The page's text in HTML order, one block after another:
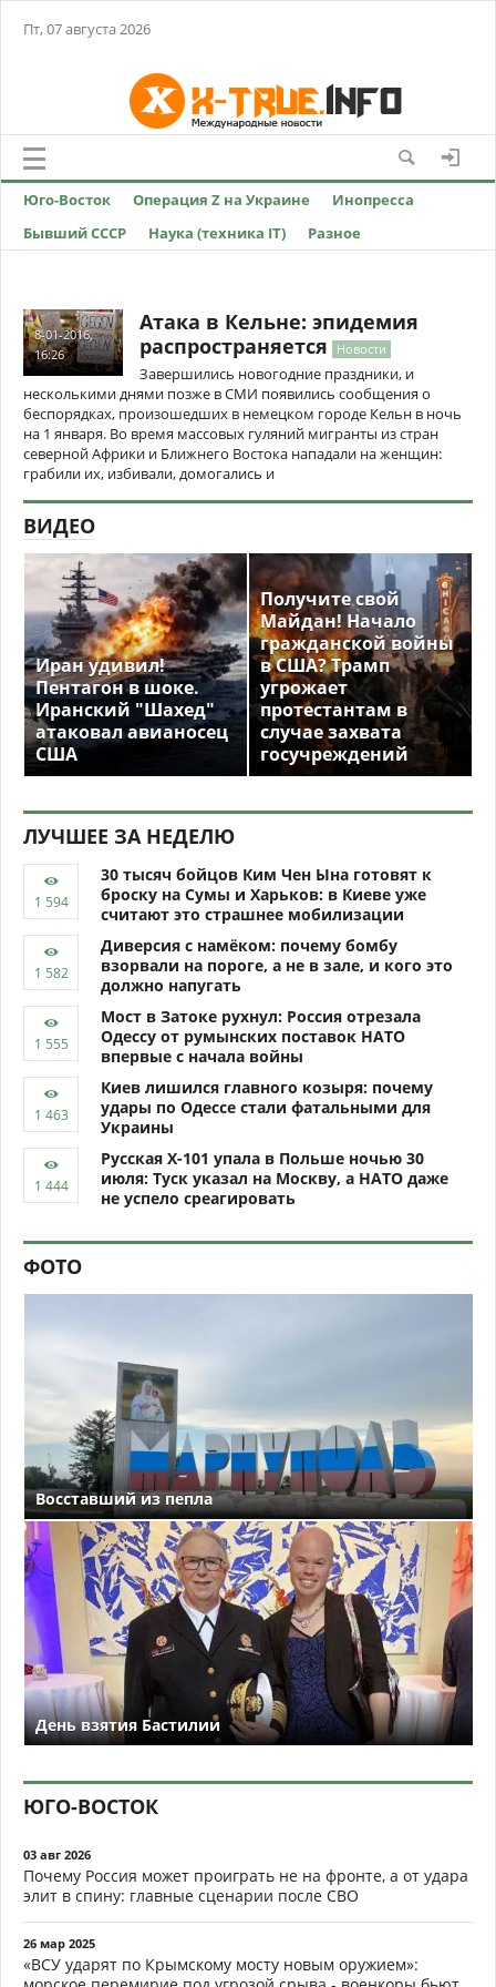
Пт, 07 августа 2026
Юго-Восток Операция Z на Украине
Инопресса
Бывший СССР
Наука (техника IT) Разное
8-01-2016,
16:26
Атака в Кельне: эпидемия
распространяется
Новости
Завершились новогодние праздники, и
несколькими днями позже в СМИ появились сообщения о
беспорядках, произошедших в немецком городе Кельн в ночь
на 1 января. Во время массовых гуляний мигранты из стран
северной Африки и Ближнего Востока нападали на женщин:
грабили их, избивали, домогались и
ВИДЕО
Иран удивил!
Пентагон в шоке.
Иранский "Шахед"
атаковал авианосец
США
Получите свой
Майдан! Начало
гражданской войны
в США? Трамп
угрожает
протестантам в
случае захвата
госучреждений
ЛУЧШЕЕ ЗА НЕДЕЛЮ
30 тысяч бойцов Ким Чен Ына готовят к
броску на Сумы и Харьков: в Киеве уже
считают это страшнее мобилизации
Диверсия с намёком: почему бомбу
взорвали на пороге, а не в зале, и кого это
должно напугать
Мост в Затоке рухнул: Россия отрезала
Одессу от румынских поставок НАТО
впервые с начала войны
Киев лишился главного козыря: почему
удары по Одессе стали фатальными для
Украины
Русская Х-101 упала в Польше ночью 30
июля: Туск указал на Москву, а НАТО даже
не успело среагировать
ФОТО
Восставший из пепла
День взятия Бастилии
ЮГО-ВОСТОК
03 авг 2026
Почему Россия может проиграть не на фронте, а от удара
элит в спину: главные сценарии после СВО
26 мар 2025
«ВСУ ударят по Крымскому мосту новым оружием»: